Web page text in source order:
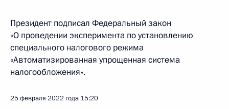
Президент подписал Федеральный закон
«О проведении эксперимента по установлению
специального налогового режима
«Автоматизированная упрощенная система
налогообложения».
25 февраля 2022 года 15:20